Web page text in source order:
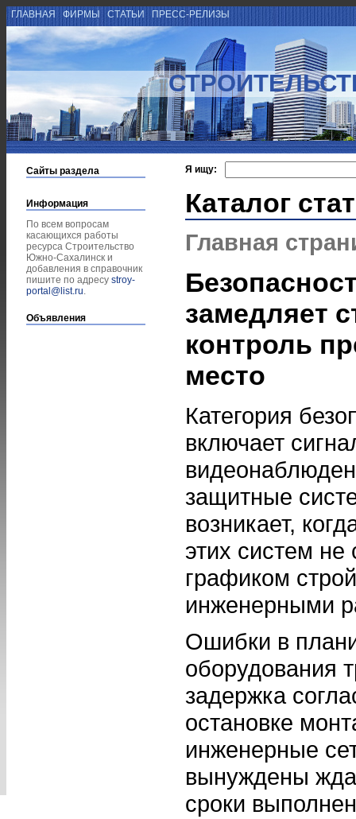
ГЛАВНАЯ ФИРМЫ СТАТЬИ ПРЕСС-РЕЛИЗЫ
Сайты раздела
Информация
По всем вопросам
касающихся работы
ресурса Строительство
Южно-Сахалинск и
добавления в справочник
пишите по адресу stroy-
portal@list.ru.
Объявления
Я ищу:
Каталог
Главная
замедляет
контроль
место
Категория
включает
защитные
возникает,
этих систем
графиком
инженерными
Ошибки в
оборудования
задержка
остановке
инженерные
вынуждены
сроки